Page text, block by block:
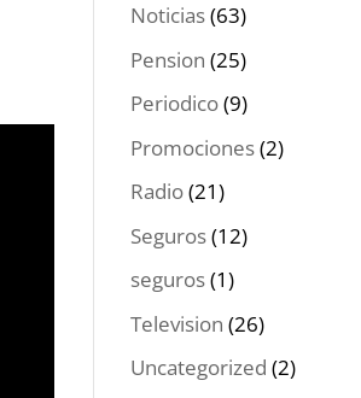
Noticias(63)
Pension (25)
Periodico(9)
Promociones(2)
Radio(21)
Seguros(12)
seguros(1)
Television (26)
Uncategorized (2)